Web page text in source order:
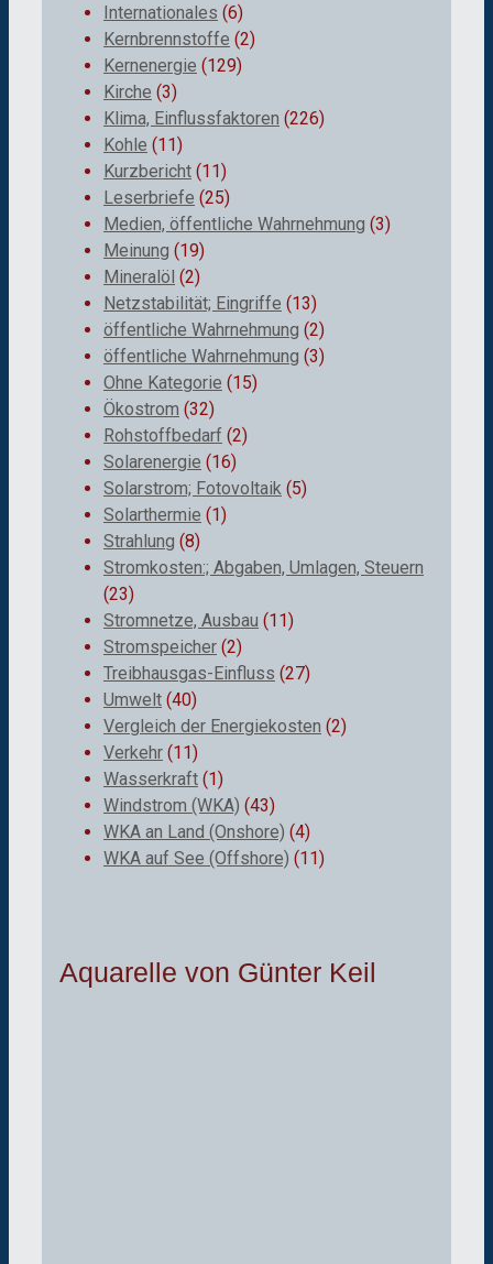
Internationales (6)
Kernbrennstoffe (2)
Kernenergie (129)
Kirche (3)
Klima, Einflussfaktoren (226)
Kohle (11)
Kurzbericht (11)
Leserbriefe (25)
Medien, öffentliche Wahrnehmung (3)
Meinung (19)
Mineralöl (2)
Netzstabilität; Eingriffe (13)
öffentliche Wahrnehmung (2)
öffentliche Wahrnehmung (3)
Ohne Kategorie (15)
Ökostrom (32)
Rohstoffbedarf (2)
Solarenergie (16)
Solarstrom; Fotovoltaik (5)
Solarthermie (1)
Strahlung (8)
Stromkosten:; Abgaben, Umlagen, Steuern
(23)
Stromnetze, Ausbau (11)
Stromspeicher (2)
Treibhausgas-Einfluss (27)
Umwelt (40)
Vergleich der Energiekosten (2)
Verkehr (11)
Wasserkraft (1)
Windstrom (WKA) (43)
WKA an Land (Onshore) (4)
WKA auf See (Offshore) (11)
Aquarelle von Günter Keil